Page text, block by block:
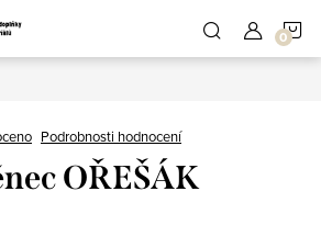
Podrobnosti hodnocení
OŘEŠÁK